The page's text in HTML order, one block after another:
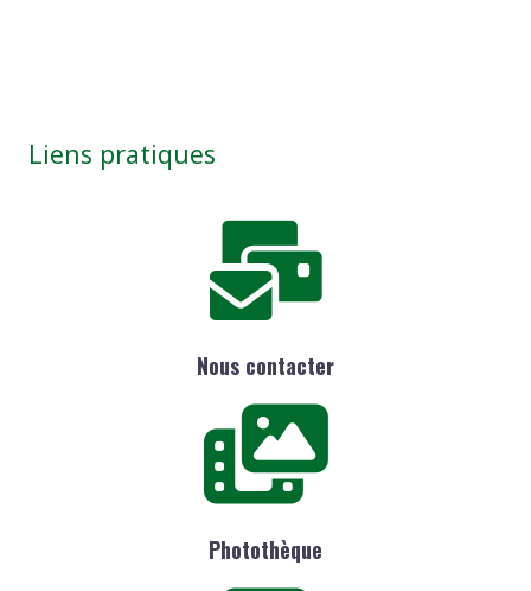
Liens pratiques
Nous contacter
Photothèque